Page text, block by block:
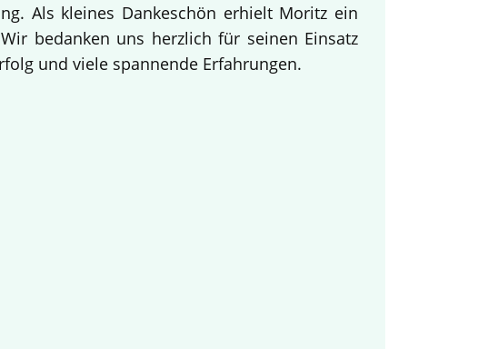
Als kleines Dankeschön erhielt Moritz ein
bedanken uns herzlich für seinen Einsatz
und viele spannende Erfahrungen.